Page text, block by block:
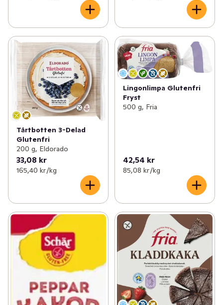
Tårtbotten 3-Delad
Glutenfri
200 g, Eldorado
33,08 kr
165,40 kr /kg
Lingonlimpa Glutenfri
Fryst
500 g, Fria
42,54 kr
85,08 kr /kg